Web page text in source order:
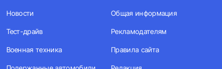
Новости
Тест-драйв
Военная техника
Общая информация
Рекламодателям
Правила сайта